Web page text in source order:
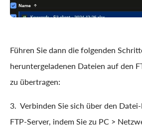
Führen Sie dann die folgenden
heruntergeladenen Dateien auf den
zu übertragen:
3. Verbinden Sie sich über den
FTP-Server, indem Sie zu PC >